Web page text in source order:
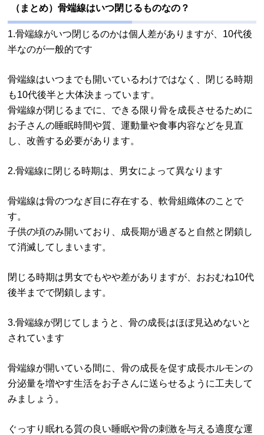
（まとめ）骨端線はいつ閉じるものなの？
1.骨端線がいつ閉じるのかは個人差がありますが、10代後
半なのが一般的です
骨端線はいつまでも開いているわけではなく、閉じる時期
も10代後半と大体決まっています。
骨端線が閉じるまでに、できる限り骨を成長させるために
お子さんの睡眠時間や質、運動量や食事内容などを見直
し、改善する必要があります。
2.骨端線に閉じる時期は、男女によって異なります
骨端線は骨のつなぎ目に存在する、軟骨組織体のことで
す。
子供の頃のみ開いており、成長期が過ぎると自然と閉鎖し
て消滅してしまいます。
閉じる時期は男女でもやや差がありますが、おおむね10代
後半までで閉鎖します。
3.骨端線が閉じてしまうと、骨の成長はほぼ見込めないと
されています
骨端線が開いている間に、骨の成長を促す成長ホルモンの
分泌量を増やす生活をお子さんに送らせるように工夫して
みましょう。
ぐっすり眠れる質の良い睡眠や骨の刺激を与える適度な運